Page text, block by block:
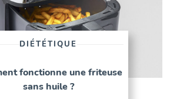
DIÉTÉTIQUE
fonctionne une friteuse
sans huile ?